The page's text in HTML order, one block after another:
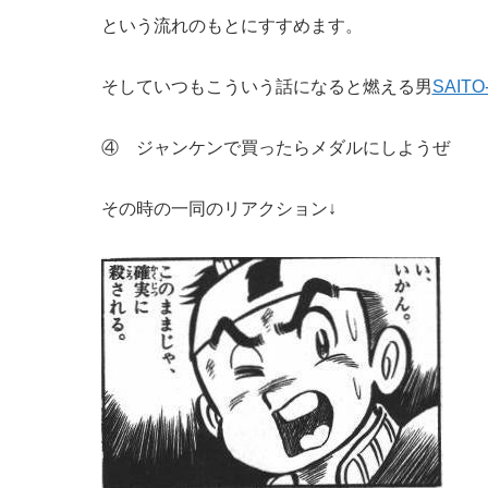
という流れのもとにすすめます。
そしていつもこういう話になると燃える男
④ ジャンケンで買ったらメダルにしようぜ
その時の一同のリアクション↓